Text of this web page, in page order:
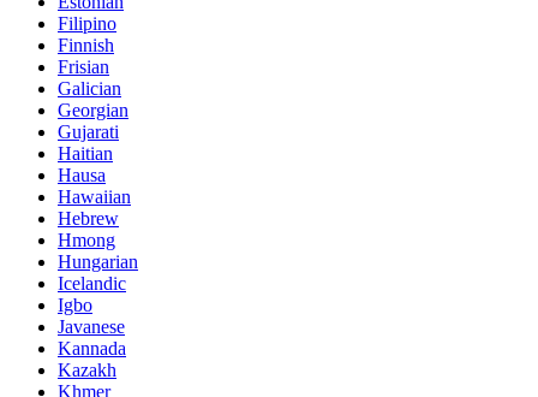
Filipino
Finnish
Frisian
Galician
Georgian
Gujarati
Haitian
Hausa
Hawaiian
Hebrew
Hmong
Hungarian
Icelandic
Igbo
Javanese
Kannada
Kazakh
Khmer